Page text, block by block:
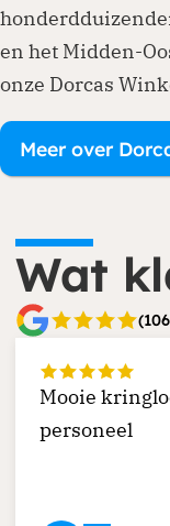
en het Midden-
onze Dorcas
Meer over
Wat
Mooie
personeel